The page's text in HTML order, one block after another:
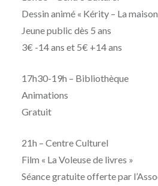
Dessin animé « Kérity – La
Jeune public dès 5 ans
3€ -14 ans et 5€ +14 ans
17h30-19h – Bibliothèque
Animations
Gratuit
21h – Centre Culturel
Film « La Voleuse de livres »
Séance gratuite offerte par